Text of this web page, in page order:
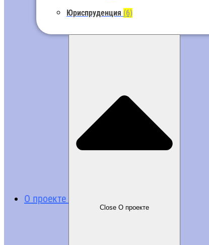
Юриспруденция (6)
О проекте
Close О проекте